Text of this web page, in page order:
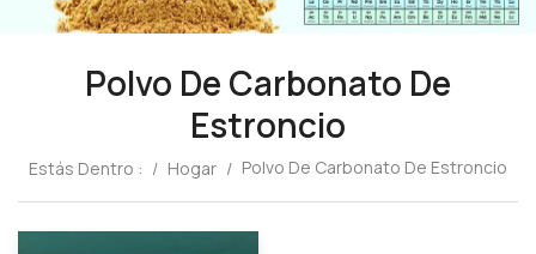
Polvo De Carbonato De
Estroncio
Estás Dentro : / Hogar / Polvo De Carbonato De Estroncio